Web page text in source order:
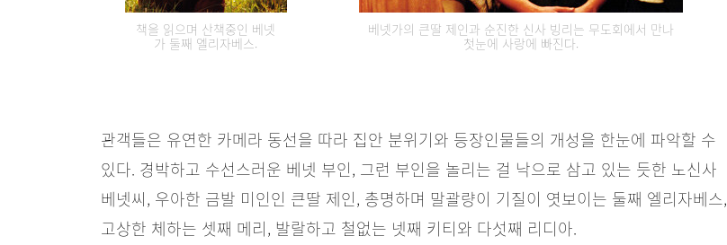
책을 읽으며 산책중인 베넷
가 둘째 엘리자베스.
베넷가의 큰딸 제인과 순진한 신사 빙리는 무도회에서 만나
첫눈에 사랑에 빠진다.
관객들은 유연한 카메라 동선을 따라 집안 분위기와 등장인물들의 개성을 한눈에 파악할 수
있다. 경박하고 수선스러운 베넷 부인, 그런 부인을 놀리는 걸 낙으로 삼고 있는 듯한 노신사
베넷씨, 우아한 금발 미인인 큰딸 제인, 총명하며 말괄량이 기질이 엿보이는 둘째 엘리자베스,
고상한 체하는 셋째 메리, 발랄하고 철없는 넷째 키티와 다섯째 리디아.